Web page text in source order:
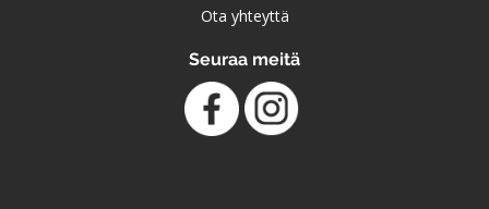
Ota yhteyttä
Seuraa meitä